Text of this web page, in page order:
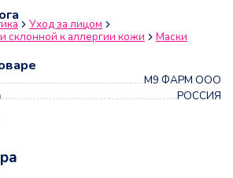
Уход за лицом
склонной к аллергии кожи
Маски
М9 ФАРМ ООО
РОССИЯ